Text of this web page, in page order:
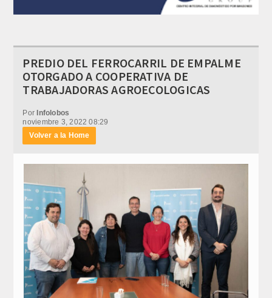
PREDIO DEL FERROCARRIL DE EMPALME
OTORGADO A COOPERATIVA DE
TRABAJADORAS AGROECOLOGICAS
PorInfolobos
noviembre 3, 2022 08:29
Volver a la Home